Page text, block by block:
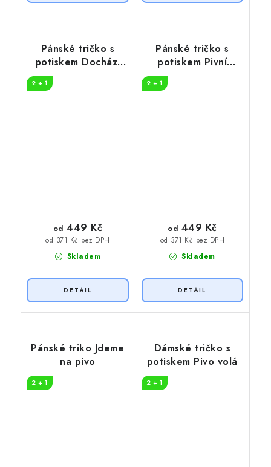
Pánské tričko s
potiskem Dochází
2 + 1
Skladem
od 371 Kč bez DPH
od 449 Kč
Pánské tričko s
potiskem Pivní
2 + 1
Skladem
od 371 Kč bez DPH
od 449 Kč
Pánské triko Jdeme
na pivo
2 + 1
Dámské tričko s
potiskem Pivo volá
2 + 1